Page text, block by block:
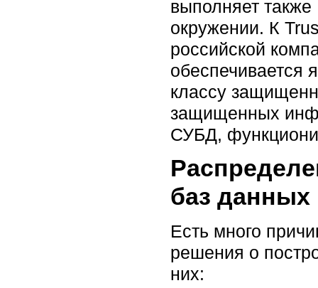
выполняет
окружении. К
российской
классу
защищенных
СУБД,
баз данных
Есть много
решения о
них: